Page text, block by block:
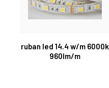
ruban led 14.4 w/m 6000k
960lm/m